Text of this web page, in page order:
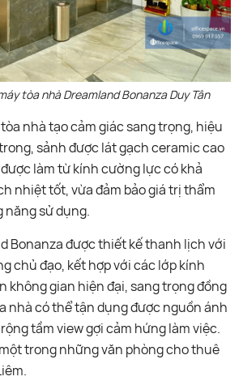
tòa nhà Dreamland Bonanza Duy Tân
nhà tạo cảm giác sang trọng, hiệu
sảnh được lát gạch ceramic cao
làm từ kính cường lực có khả
nhiệt tốt, vừa đảm bảo giá trị thẩm
năng sử dụng.
Bonanza được thiết kế thanh lịch với
chủ đạo, kết hợp với các lớp kính
không gian hiện đại, sang trọng đồng
nhà có thể tận dụng được nguồn ánh
tầm view gợi cảm hứng làm việc.
trong những văn phòng cho thuê